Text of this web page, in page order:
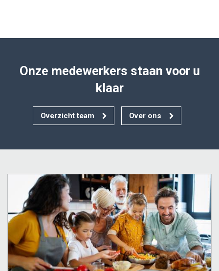
Onze medewerkers staan voor u
klaar
Overzicht team Over ons